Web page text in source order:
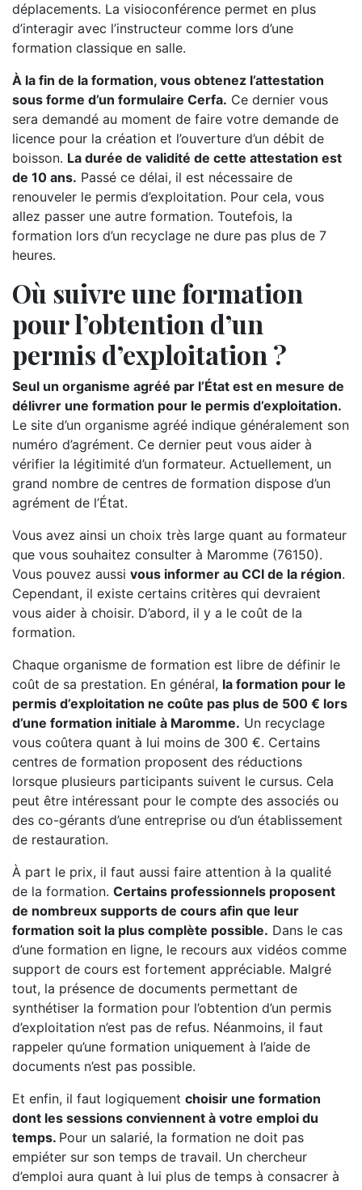
déplacements. La visioconférence permet en plus
d’interagir avec l’instructeur comme lors d’une
formation classique en salle.
À la fin de la formation, vous obtenez l’attestation
sous forme d’un formulaire Cerfa. Ce dernier vous
sera demandé au moment de faire votre demande de
licence pour la création et l’ouverture d’un débit de
boisson. La durée de validité de cette attestation est
de 10 ans. Passé ce délai, il est nécessaire de
renouveler le permis d’exploitation. Pour cela, vous
allez passer une autre formation. Toutefois, la
formation lors d’un recyclage ne dure pas plus de 7
heures.
Où suivre une formation
pour l’obtention d’un
permis d’exploitation ?
Seul un organisme agréé par l’État est en mesure de
délivrer une formation pour le permis d’exploitation.
Le site d’un organisme agréé indique généralement son
numéro d’agrément. Ce dernier peut vous aider à
vérifier la légitimité d’un formateur. Actuellement, un
grand nombre de centres de formation dispose d’un
agrément de l’État.
Vous avez ainsi un choix très large quant au formateur
que vous souhaitez consulter à Maromme (76150).
Vous pouvez aussi vous informer au CCI de la région.
Cependant, il existe certains critères qui devraient
vous aider à choisir. D’abord, il y a le coût de la
formation.
Chaque organisme de formation est libre de définir le
coût de sa prestation. En général, la formation pour le
permis d’exploitation ne coûte pas plus de 500 € lors
d’une formation initiale à Maromme. Un recyclage
vous coûtera quant à lui moins de 300 €. Certains
centres de formation proposent des réductions
lorsque plusieurs participants suivent le cursus. Cela
peut être intéressant pour le compte des associés ou
des co-gérants d’une entreprise ou d’un établissement
de restauration.
À part le prix, il faut aussi faire attention à la qualité
de la formation. Certains professionnels proposent
de nombreux supports de cours afin que leur
formation soit la plus complète possible. Dans le cas
d’une formation en ligne, le recours aux vidéos comme
support de cours est fortement appréciable. Malgré
tout, la présence de documents permettant de
synthétiser la formation pour l’obtention d’un permis
d’exploitation n’est pas de refus. Néanmoins, il faut
rappeler qu’une formation uniquement à l’aide de
documents n’est pas possible.
Et enfin, il faut logiquement choisir une formation
dont les sessions conviennent à votre emploi du
temps. Pour un salarié, la formation ne doit pas
empiéter sur son temps de travail. Un chercheur
d’emploi aura quant à lui plus de temps à consacrer à